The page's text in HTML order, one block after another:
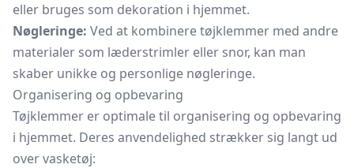
eller bruges som dekoration i hjemmet.
Nøgleringe: Ved at kombinere tøjklemmer med andre
materialer som læderstrimler eller snor, kan man
skaber unikke og personlige nøgleringe.
Organisering og opbevaring
Tøjklemmer er optimale til organisering og opbevaring
i hjemmet. Deres anvendelighed strækker sig langt ud
over vasketøj: